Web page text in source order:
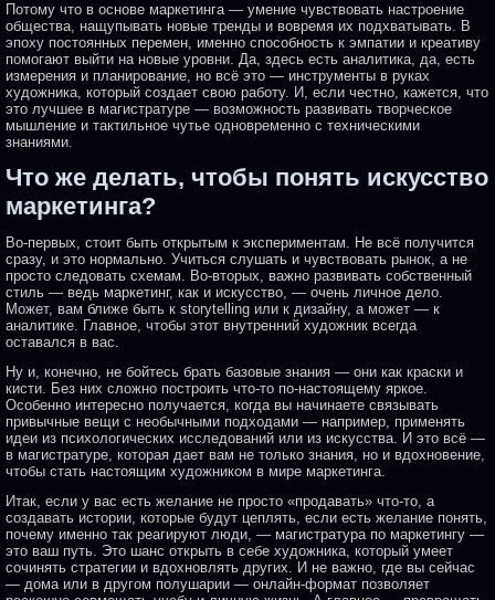
Потому что в основе маркетинга — умение чувствовать настроение
общества, нащупывать новые тренды и вовремя их подхватывать. В
эпоху постоянных перемен, именно способность к эмпатии и креативу
помогают выйти на новые уровни. Да, здесь есть аналитика, да, есть
измерения и планирование, но всё это — инструменты в руках
художника, который создает свою работу. И, если честно, кажется, что
это лучшее в магистратуре — возможность развивать творческое
мышление и тактильное чутье одновременно с техническими
знаниями.
Что же делать, чтобы понять искусство
маркетинга?
Во-первых, стоит быть открытым к экспериментам. Не всё получится
сразу, и это нормально. Учиться слушать и чувствовать рынок, а не
просто следовать схемам. Во-вторых, важно развивать собственный
стиль — ведь маркетинг, как и искусство, — очень личное дело.
Может, вам ближе быть к storytelling или к дизайну, а может — к
аналитике. Главное, чтобы этот внутренний художник всегда
оставался в вас.
Ну и, конечно, не бойтесь брать базовые знания — они как краски и
кисти. Без них сложно построить что-то по-настоящему яркое.
Особенно интересно получается, когда вы начинаете связывать
привычные вещи с необычными подходами — например, применять
идеи из психологических исследований или из искусства. И это всё —
в магистратуре, которая дает вам не только знания, но и вдохновение,
чтобы стать настоящим художником в мире маркетинга.
Итак, если у вас есть желание не просто «продавать» что-то, а
создавать истории, которые будут цеплять, если есть желание понять,
почему именно так реагируют люди, — магистратура по маркетингу —
это ваш путь. Это шанс открыть в себе художника, который умеет
сочинять стратегии и вдохновлять других. И не важно, где вы сейчас
— дома или в другом полушарии — онлайн-формат позволяет